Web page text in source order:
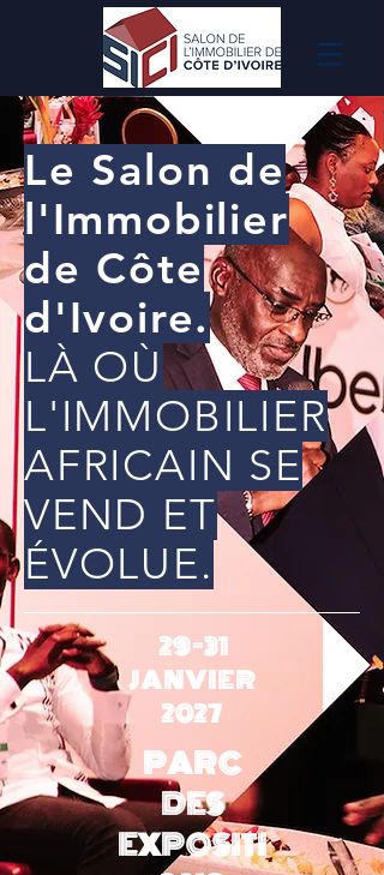
Le Salon de
l'Immobilier
de Côte
d'Ivoire.
LÀ OÙ
L'IMMOBILIER
AFRICAIN SE
VEND ET
ÉVOLUE.
29-31
JANVIER
2027
PARC
DES
EXPOSITI